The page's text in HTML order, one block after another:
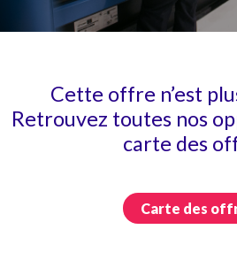
Cette offre n’est
Retrouvez toutes nos
carte des
Carte des